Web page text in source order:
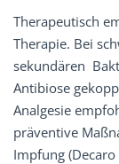
Therapeutisch
Therapie. Bei
sekundären
Antibiose
Analgesie
präventive
Impfung